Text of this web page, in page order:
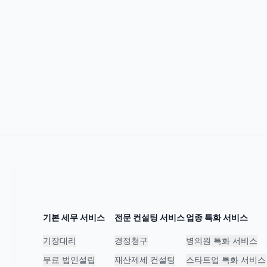
기본 세무 서비스
기장대리
무료 법인설립
전문 컨설팅 서비스
경정청구
재산제세 컨설팅
업종 특화 서비스
병의원 특화 서비스
스타트업 특화 서비스